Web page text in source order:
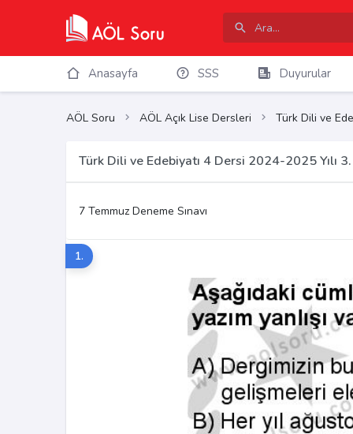
Anasayfa SSS Duyurular
AÖL Soru AÖL Açık Lise Dersleri Türk Dili ve
Türk Dili ve Edebiyatı 4 Dersi 2024-2025 Yılı
7 Temmuz Deneme Sınavı
1.